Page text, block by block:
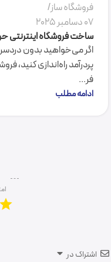
فروشگاه ساز
07 دسامبر 2025
ساخت فروشگاه اینترنتی
اگر می‌خواهید بدون
پردرآمد راه‌اندازی کنید،
فر...
ادامه مطلب
اشتراک در